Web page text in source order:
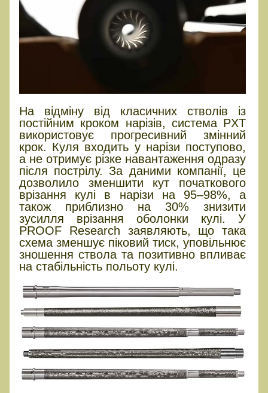
На відміну від класичних стволів із
постійним кроком нарізів, система PXT
використовує прогресивний змінний
крок. Куля входить у нарізи поступово,
а не отримує різке навантаження одразу
після пострілу. За даними компанії, це
дозволило зменшити кут початкового
врізання кулі в нарізи на 95–98%, а
також приблизно на 30% знизити
зусилля врізання оболонки кулі. У
PROOF Research заявляють, що така
схема зменшує піковий тиск, уповільнює
зношення ствола та позитивно впливає
на стабільність польоту кулі.